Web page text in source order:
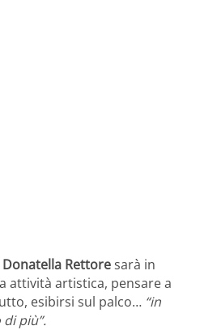
Donatella Rettoresarà in
attività artistica, pensare a
esibirsi sul palco… “in
più”.